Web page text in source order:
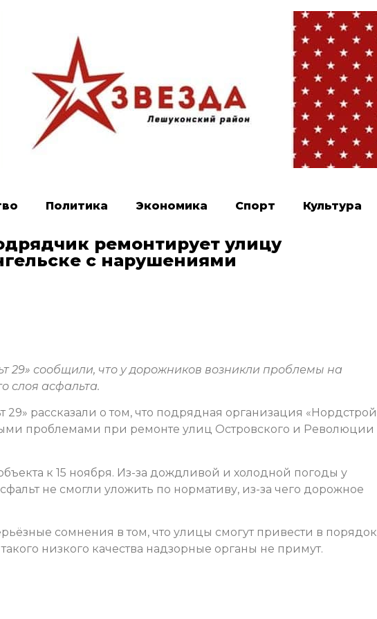
Политика Экономика Спорт Культура
ремонтирует улицу
с нарушениями
29» сообщили, что у дорожников возникли проблемы на
слоя асфальта.
29» рассказали о том, что подрядная организация «Нордстрой
проблемами при ремонте улиц Островского и Революции
к 15 ноября. Из-за дождливой и холодной погоды у
не смогли уложить по нормативу, из-за чего дорожное
сомнения в том, что улицы смогут привести в порядок
низкого качества надзорные органы не примут.